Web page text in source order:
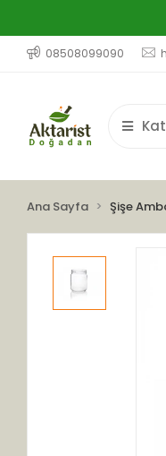
08508099090
Ana Sayfa Şişe